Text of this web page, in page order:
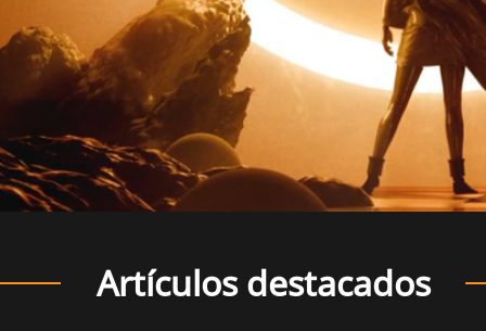
Artículos destacados